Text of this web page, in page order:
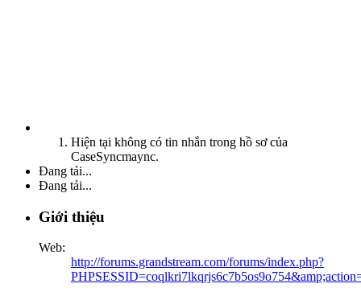
Hiện tại không có tin nhắn trong hồ sơ của
CaseSyncmaync.
Đang tải...
Đang tải...
Giới thiệu
Web:
http://forums.grandstream.com/forums/index.php?